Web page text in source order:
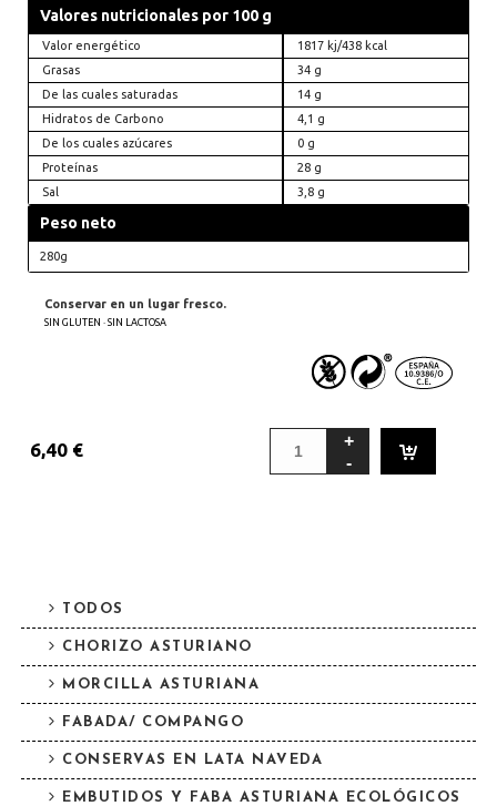
Valores nutricionales por 100 g
Valor energético
1817 kj/438 kcal
Grasas
34 g
De las cuales saturadas
14 g
Hidratos de Carbono
4,1 g
De los cuales azúcares
0 g
Proteínas
28 g
Sal
3,8 g
Peso neto
280g
Conservar en un lugar fresco.
SIN GLUTEN · SIN LACTOSA
6,40 €
TODOS
CHORIZO ASTURIANO
MORCILLA ASTURIANA
FABADA/ COMPANGO
CONSERVAS EN LATA NAVEDA
EMBUTIDOS Y FABA ASTURIANA ECOLÓGICOS